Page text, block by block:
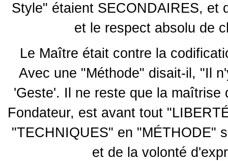
Style" étaient SECONDAIRES, et
et le respect absolu de
Le Maître était contre la
Avec une "Méthode" disait-il, "Il
'Geste'. Il ne reste que la
Fondateur, est avant tout
"TECHNIQUES" en "MÉTHODE"
et de la volonté